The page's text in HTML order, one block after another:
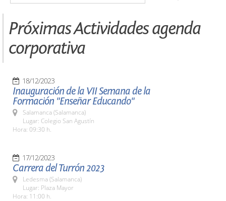
Próximas Actividades agenda
corporativa
18/12/2023
Inauguración de la VII Semana de la
Formación "Enseñar Educando"
Salamanca (Salamanca)
Lugar: Colegio San Agustín
Hora: 09:30 h.
17/12/2023
Carrera del Turrón 2023
Ledesma (Salamanca)
Lugar: Plaza Mayor
Hora: 11:00 h.